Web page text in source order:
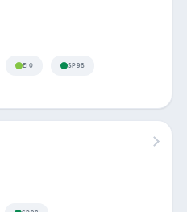
E10 SP98